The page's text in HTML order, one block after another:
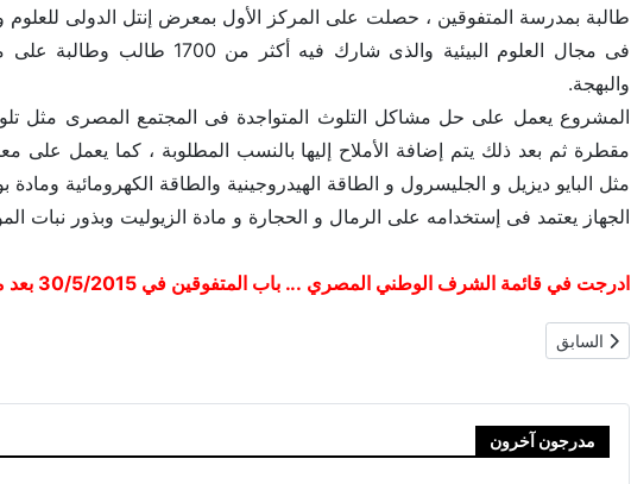
فى مجال العلوم البيئية
والبهجة.
المشروع يعمل على حل مشاكل التلوث المتواجدة فى المجتمع المصرى مثل
مقطرة ثم بعد ذلك يتم إضافة الأملاح إليها بالنسب المطلوبة ، كما يعمل على
مثل البايو ديزيل و الجليسرول و الطاقة الهيدروجينية والطاقة الكهرومائية ومادة
الجهاز يعتمد فى إستخدامه على الرمال و الحجارة و مادة الزيوليت وبذور نبات
ادرجت في قائمة الشرف الوطني المصري ... باب المتفوقين في 30/5/2015 بعد منحها القلاده من الطبقه الفضية
المقال السابق: مريم احمد بيومي
السابق
مدرجون آخرون